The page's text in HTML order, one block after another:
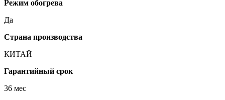
Режим обогрева
Да
Страна производства
КИТАЙ
Гарантийный срок
36 мес